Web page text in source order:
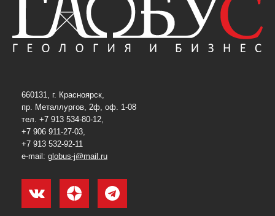
660131, г. Красноярск,
пр. Металлургов, 2ф, оф. 1-08
тел. +7 913 534-80-12,
+7 906 911-27-03,
+7 913 532-92-11
e-mail: globus-j@mail.ru